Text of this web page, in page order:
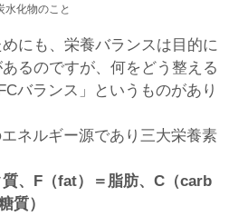
水化物のこと
にも、栄養バランスは目的に
るのですが、何をどう整える
バランス」というものがあり
ネルギー源であり三大栄養素
、F（fat）＝脂肪、C（carb
質）